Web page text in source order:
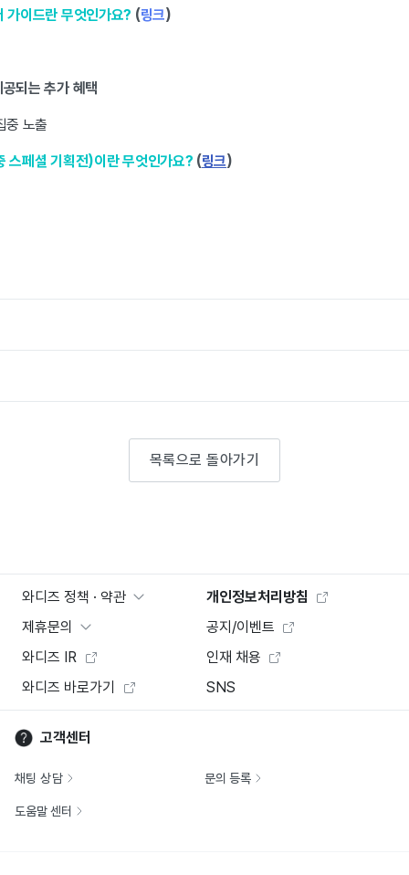
가이드란 무엇인가요? (링크)
되는 추가 혜택
중 노출
스페셜 기획전)이란 무엇인가요? (링크)
목록으로 돌아가기
와디즈 정책 · 약관
개인정보처리방침
제휴문의
공지/이벤트
와디즈 IR
인재 채용
와디즈 바로가기
SNS
고객센터
채팅 상담 문의 등록
도움말 센터